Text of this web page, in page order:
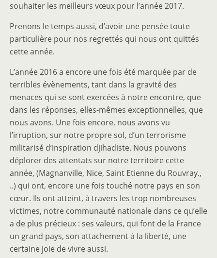
souhaiter les meilleurs vœux pour l’année 2017.
Prenons le temps aussi, d’avoir une pensée toute
particulière pour nos regrettés qui nous ont quittés
cette année.
L’année 2016 a encore une fois été marquée par de
terribles évènements, tant dans la gravité des
menaces qui se sont exercées à notre encontre, que
dans les réponses, elles-mêmes exceptionnelles, que
nous avons. Une fois encore, nous avons vu
l’irruption, sur notre propre sol, d’un terrorisme
militarisé d’inspiration djihadiste. Nous pouvons
déplorer des attentats sur notre territoire cette
année, (Magnanville, Nice, Saint Etienne du Rouvray.,
..) qui ont, encore une fois touché notre pays en son
cœur. Ils ont atteint, à travers les trop nombreuses
victimes, notre communauté nationale dans ce qu’elle
a de plus précieux : ses valeurs, qui font de la France
un grand pays, son attachement à la liberté, une
certaine joie de vivre aussi.